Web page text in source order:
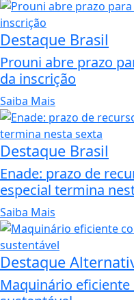
Destaque Brasil
Prouni abre prazo
da inscrição
Saiba Mais
Destaque Brasil
Enade: prazo de
especial termina
Saiba Mais
Destaque
Maquinário